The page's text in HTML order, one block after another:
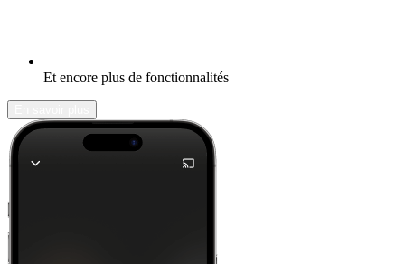
Et encore plus de fonctionnalités